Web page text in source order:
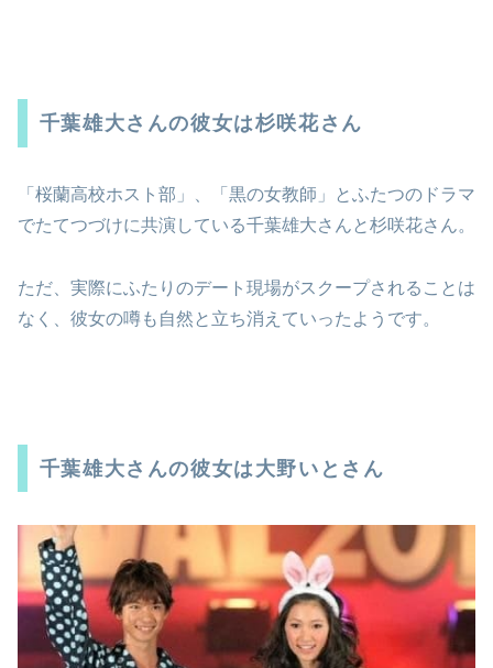
千葉雄大さんの彼女は杉咲花さん
「桜蘭高校ホスト部」、「黒の女教師」とふたつのドラマ
でたてつづけに共演している千葉雄大さんと杉咲花さん。
ただ、実際にふたりのデート現場がスクープされることは
なく、彼女の噂も自然と立ち消えていったようです。
千葉雄大さんの彼女は大野いとさん